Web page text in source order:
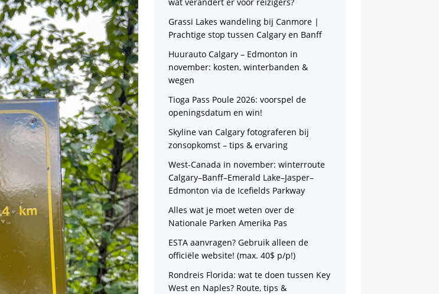
Grassi Lakes wandeling bij Canmore |
Prachtige stop tussen Calgary en Banff
Huurauto Calgary – Edmonton in
november: kosten, winterbanden &
wegen
Tioga Pass Poule 2026: voorspel de
openingsdatum en win!
Skyline van Calgary fotograferen bij
zonsopkomst – tips & ervaring
West-Canada in november: winterroute
Calgary–Banff–Emerald Lake–Jasper–
Edmonton via de Icefields Parkway
Alles wat je moet weten over de
Nationale Parken Amerika Pas
ESTA aanvragen? Gebruik alleen de
officiële website! (max. 40$ p/p!)
Rondreis Florida: wat te doen tussen Key
West en Naples? Route, tips &